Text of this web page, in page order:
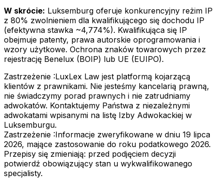
W skrócie: Luksemburg oferuje konkurencyjny reżim IP
z 80% zwolnieniem dla kwalifikującego się dochodu IP
(efektywna stawka ~4,774%). Kwalifikująca się IP
obejmuje patenty, prawa autorskie oprogramowania i
wzory użytkowe. Ochrona znaków towarowych przez
rejestrację Benelux (BOIP) lub UE (EUIPO).
Zastrzeżenie :LuxLex Law jest platformą kojarzącą
klientów z prawnikami. Nie jesteśmy kancelarią prawną,
nie świadczymy porad prawnych i nie zatrudniamy
adwokatów. Kontaktujemy Państwa z niezależnymi
adwokatami wpisanymi na listę Izby Adwokackiej w
Luksemburgu.
Zastrzeżenie :Informacje zweryfikowane w dniu 19 lipca
2026, mające zastosowanie do roku podatkowego 2026.
Przepisy się zmieniają: przed podjęciem decyzji
potwierdź obowiązujący stan u wykwalifikowanego
specjalisty.